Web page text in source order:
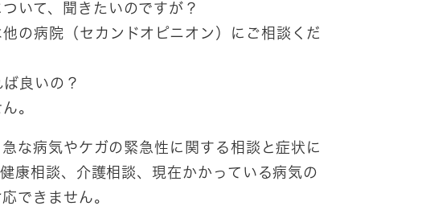
いて、聞きたいのですが？
の病院（セカンドオピニオン）にご相談くだ
良いの？
。
病気やケガの緊急性に関する相談と症状に
康相談、介護相談、現在かかっている病気の
できません。